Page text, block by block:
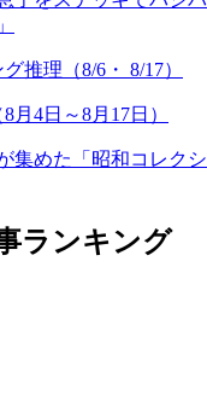
推理（8/6・ 8/17）
月4日～8月17日）
集めた「昭和コレクシ
ランキング